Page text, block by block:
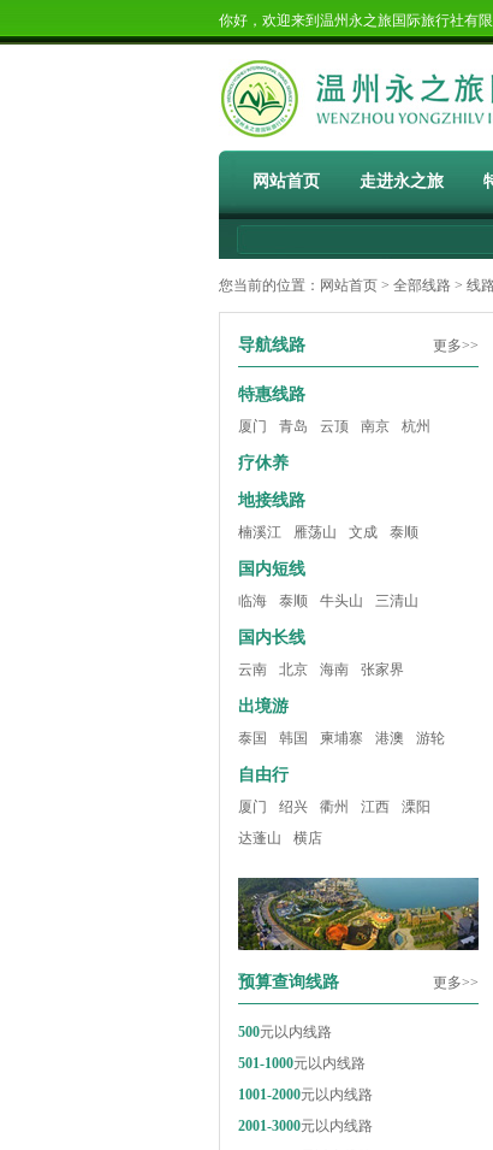
你好，欢迎来到温州永之旅国际旅行社有限
网站首页 走进永之旅
您当前的位置： 网站首页 > 全部线路 > 线
导航线路 更多>>
特惠线路
厦门 青岛 云顶 南京 杭州
疗休养
地接线路
楠溪江 雁荡山 文成 泰顺
国内短线
临海 泰顺 牛头山 三清山
国内长线
云南 北京 海南 张家界
出境游
泰国 韩国 柬埔寨 港澳 游轮
自由行
厦门 绍兴 衢州 江西
溧阳
达蓬山
横店
预算查询线路 更多>>
500元以内线路
501-1000元以内线路
1001-2000元以内线路
2001-3000元以内线路